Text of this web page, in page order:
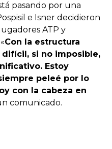
pasando por una
e Isner decidieron
ATP y
Con la estructura
difícil, si no imposible,
Estoy
peleé por lo
con la cabeza en
comunicado.